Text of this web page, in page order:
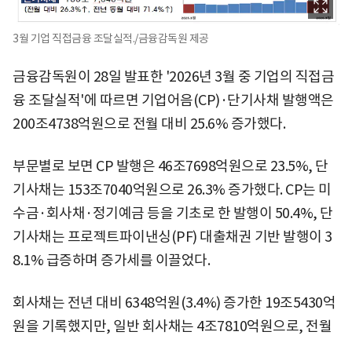
3월 기업 직접금융 조달실적./금융감독원 제공
금융감독원이 28일 발표한 '2026년 3월 중 기업의 직접금
융 조달실적'에 따르면 기업어음(CP)·단기사채 발행액은
200조4738억원으로 전월 대비 25.6% 증가했다.
부문별로 보면 CP 발행은 46조7698억원으로 23.5%, 단
기사채는 153조7040억원으로 26.3% 증가했다. CP는 미
수금·회사채·정기예금 등을 기초로 한 발행이 50.4%, 단
기사채는 프로젝트파이낸싱(PF) 대출채권 기반 발행이 3
8.1% 급증하며 증가세를 이끌었다.
회사채는 전년 대비 6348억원(3.4%) 증가한 19조5430억
원을 기록했지만, 일반 회사채는 4조7810억원으로, 전월